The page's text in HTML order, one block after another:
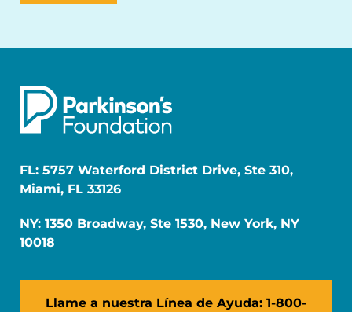
FL: 5757 Waterford District Drive, Ste 310,
Miami, FL 33126
NY: 1350 Broadway, Ste 1530, New York, NY
10018
Llame a nuestra Línea de Ayuda: 1-800-